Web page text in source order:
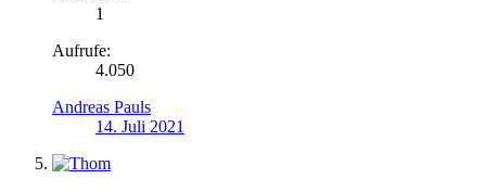
1
Aufrufe:
4.050
Andreas Pauls
14. Juli 2021